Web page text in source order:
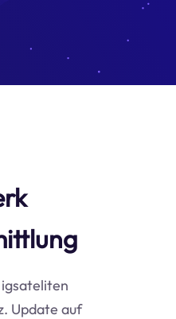
. Update auf